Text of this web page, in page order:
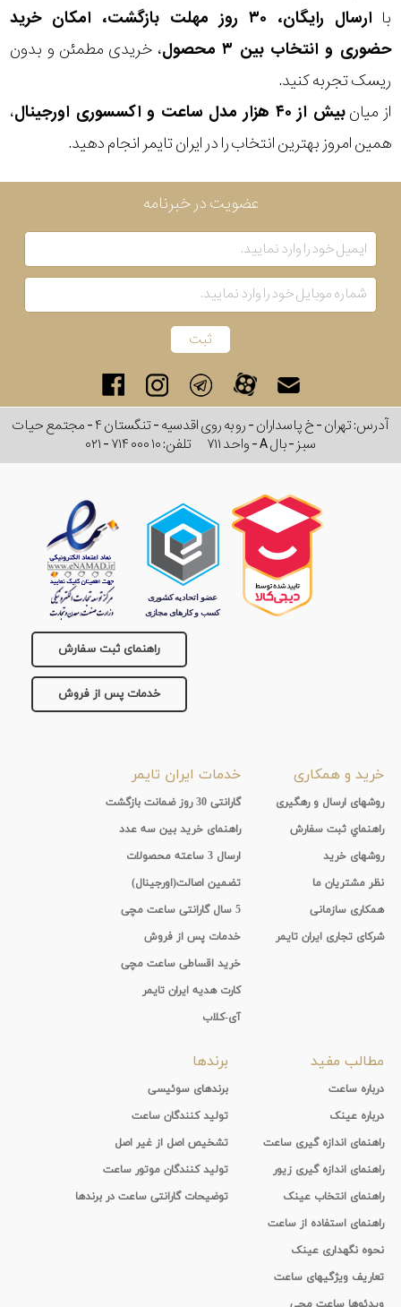
با
ارسال رایگان، ۳۰ روز مهلت بازگشت، امکان خرید
حضوری و انتخاب بین ۳ محصول
، خریدی مطمئن و بدون
ریسک تجربه کنید.
از میانبیش از ۴۰ هزار مدل ساعت و اکسسوری اورجینال
،
همین امروز بهترین انتخاب را در ایران تایمر انجام دهید.
عضویت در خبرنامه
آدرس: تهران - خ پاسداران - رو به روی اقدسیه - تنگستان ۴ - مجتمع حیات
سبز - بال A - واحد ۷۱۱
تلفن:۰۲۱ - ۷۱۴ ۰۰۰ ۱۰
راهنمای ثبت سفارش
خدمات پس از فروش
خرید و همکاری
روشهای ارسال و رهگیری
راهنماي ثبت سفارش
روشهای خرید
نظر مشتریان ما
همکاری سازمانی
شرکای تجاری ایران تایمر
خدمات ایران تایمر
گارانتی 30 روز ضمانت بازگشت
راهنمای خرید بین سه عدد
ارسال 3 ساعته محصولات
تضمین اصالت(اورجینال)
5 سال گارانتی ساعت مچی
خدمات پس از فروش
خرید اقساطی ساعت مچی
کارت هدیه ایران تایمر
آی-کلاب
مطالب مفید
درباره ساعت
درباره عینک
راهنمای اندازه گیری ساعت
راهنمای اندازه گیری زیور
راهنمای انتخاب عینک
راهنمای استفاده از ساعت
نحوه نگهداری عینک
تعاریف ویژگیهای ساعت
برندها
برندهای سوئیسی
تولید کنندگان ساعت
تشخیص اصل از غیر اصل
تولید کنندگان موتور ساعت
توضیحات گارانتی ساعت در برندها